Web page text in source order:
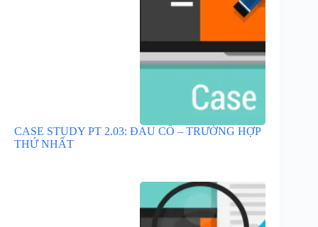
CASE STUDY PT 2.03: ĐAU CỔ – TRƯỜNG HỢP
THỨ NHẤT